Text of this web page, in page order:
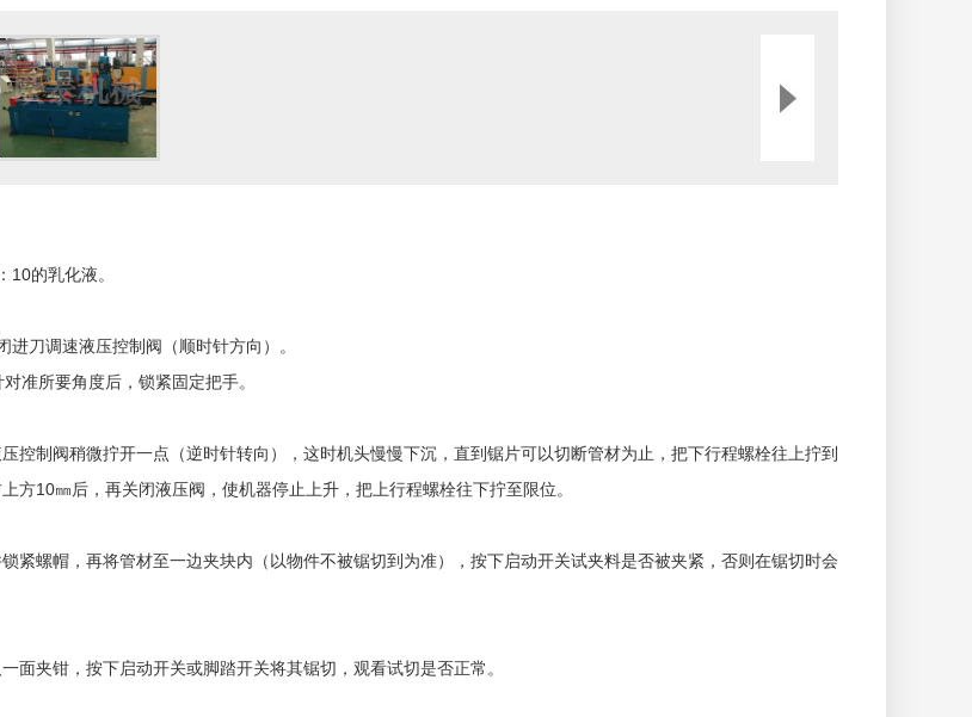
的乳化液。
刀调速液压控制阀（顺时针方向）。
准所要角度后，锁紧固定把手。
控制阀稍微拧开一点（逆时针转向），这时机头慢慢下沉，直到锯片可以切断管材为止，把下行程螺栓往上拧到
方10㎜后，再关闭液压阀，使机器停止上升，把上行程螺栓往下拧至限位。
紧螺帽，再将管材至一边夹块内（以物件不被锯切到为准），按下启动开关试夹料是否被夹紧，否则在锯切时会
夹钳，按下启动开关或脚踏开关将其锯切，观看试切是否正常。